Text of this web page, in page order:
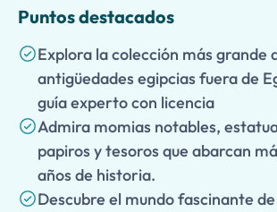
Puntos destacados
Explora la colección más grande
antigüedades egipcias fuera de
guía experto con licencia
Admira momias notables,
papiros y tesoros que abarcan
años de historia.
Descubre el mundo fascinante